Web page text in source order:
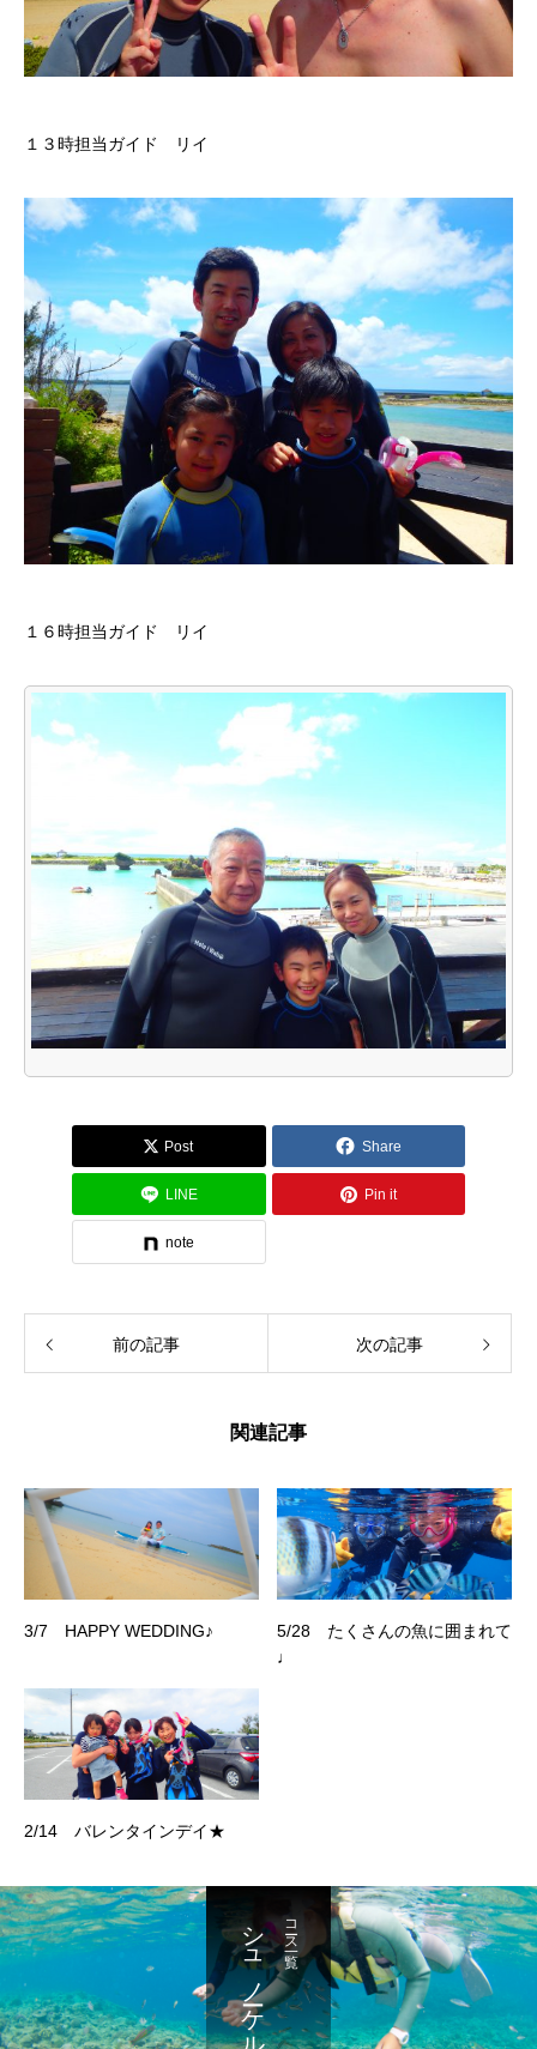
１３時担当ガイド リイ
１６時担当ガイド リイ
Post Share
LINE Pin it
note
前の記事 次の記事
関連記事
3/7 HAPPY WEDDING♪
5/28 たくさんの魚に囲まれて
♩
2/14 バレンタインデイ★
コース一覧
シュノーケル